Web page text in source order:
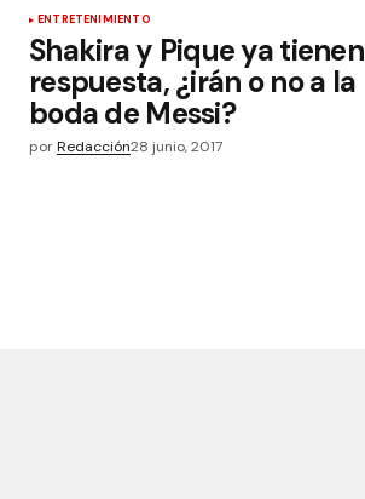
ENTRETENIMIENTO
Shakira y Pique ya tienen
respuesta, ¿irán o no a la
boda de Messi?
porRedacción28 junio, 2017